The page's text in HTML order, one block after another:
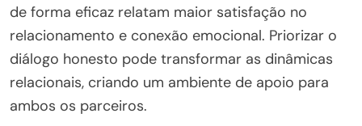
de forma eficaz relatam maior satisfação no
relacionamento e conexão emocional. Priorizar o
diálogo honesto pode transformar as dinâmicas
relacionais, criando um ambiente de apoio para
ambos os parceiros.